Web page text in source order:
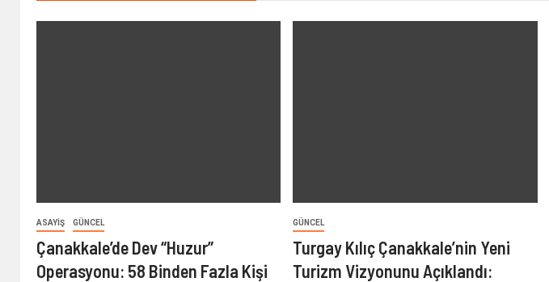
ASAYIŞ GÜNCEL
Çanakkale’de Dev “Huzur”
Operasyonu: 58 Binden Fazla Kişi
GÜNCEL
Turgay Kılıç Çanakkale’nin Yeni
Turizm Vizyonunu Açıklandı: